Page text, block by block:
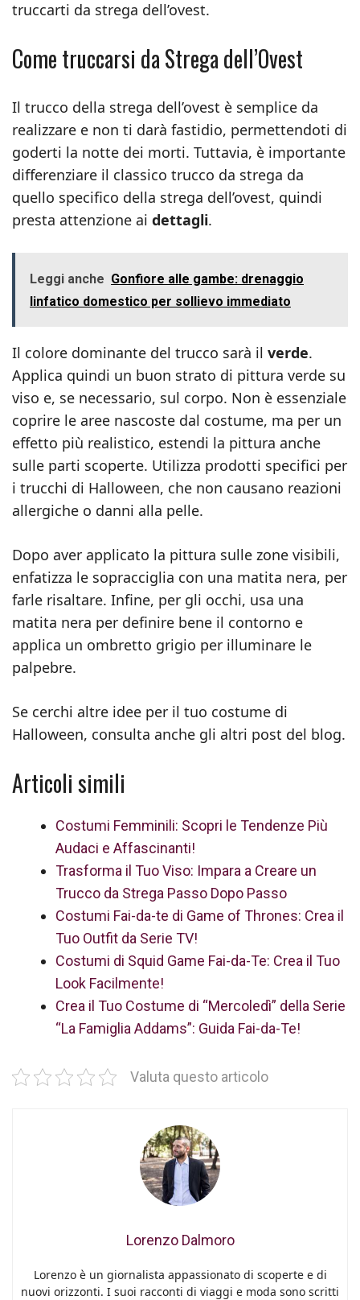
truccarti da strega dell’ovest.
Come truccarsi da Strega dell’Ovest
Il trucco della strega dell’ovest è semplice da
realizzare e non ti darà fastidio, permettendoti di
goderti la notte dei morti. Tuttavia, è importante
differenziare il classico trucco da strega da
quello specifico della strega dell’ovest, quindi
presta attenzione ai dettagli.
Leggi anche Gonfiore alle gambe: drenaggio
linfatico domestico per sollievo immediato
Il colore dominante del trucco sarà il verde.
Applica quindi un buon strato di pittura verde su
viso e, se necessario, sul corpo. Non è essenziale
coprire le aree nascoste dal costume, ma per un
effetto più realistico, estendi la pittura anche
sulle parti scoperte. Utilizza prodotti specifici per
i trucchi di Halloween, che non causano reazioni
allergiche o danni alla pelle.
Dopo aver applicato la pittura sulle zone visibili,
enfatizza le sopracciglia con una matita nera, per
farle risaltare. Infine, per gli occhi, usa una
matita nera per definire bene il contorno e
applica un ombretto grigio per illuminare le
palpebre.
Se cerchi altre idee per il tuo costume di
Halloween, consulta anche gli altri post del blog.
Articoli simili
Costumi Femminili: Scopri le Tendenze Più
Audaci e Affascinanti!
Trasforma il Tuo Viso: Impara a Creare un
Trucco da Strega Passo Dopo Passo
Costumi Fai-da-te di Game of Thrones: Crea il
Tuo Outfit da Serie TV!
Costumi di Squid Game Fai-da-Te: Crea il Tuo
Look Facilmente!
Crea il Tuo Costume di “Mercoledì” della Serie
“La Famiglia Addams”: Guida Fai-da-Te!
Valuta questo articolo
Lorenzo Dalmoro
Lorenzo è un giornalista appassionato di scoperte e di
nuovi orizzonti. I suoi racconti di viaggi e moda sono scritti